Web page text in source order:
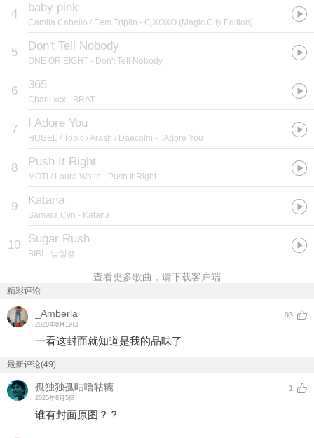
4 baby pink
Camila Cabello / Eem Triplin - C,XOXO (Magic City Edition)
5 Don't Tell Nobody
ONE OR EIGHT - Don't Tell Nobody
6 365
Charli xcx - BRAT
7 I Adore You
HUGEL / Topic / Arash / Daecolm - I Adore You
8 Push It Right
MOTi / Laura White - Push It Right
9 Katana
Samara Cyn - Katana
10 Sugar Rush
BIBI - 밤양갱
查看更多歌曲，请下载客户端
精彩评论
_Amberla
2020年8月19日
93
一看这封面就知道是我的品味了
最新评论(49)
孤独独孤咕噜轱辘
2025年8月5日
1
谁有封面原图？？